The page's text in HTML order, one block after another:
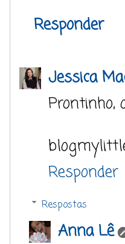
Responder
Jessica
Prontinho,
Responder
Respostas
Anna Lê